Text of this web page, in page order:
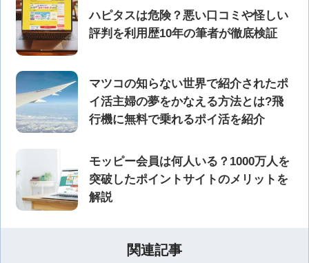
ハピタスは危険？悪い口コミや怪しい
評判を利用歴10年の筆者が徹底検証
マツコの知らない世界で紹介されたポ
イ活主婦の夢をかなえる方法とは?飛
行機に無料で乗れるポイ活を紹介
モッピー会員は何人いる？1000万人を
突破したポイントサイトのメリットを
解説
関連記事